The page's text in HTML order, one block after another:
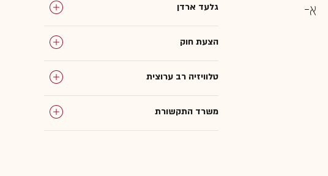
גלעד ארדן
הצעת חוק
טלוויזיה רב ערוצית
משרד התקשורת